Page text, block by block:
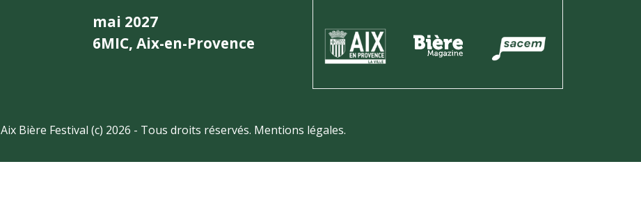
mai 2027
6MIC, Aix-en-Provence
Aix Bière Festival (c) 2026 - Tous droits réservés. Mentions légales.